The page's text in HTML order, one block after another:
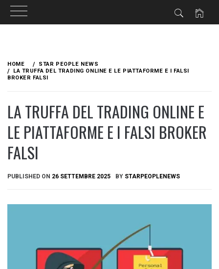
content
HOME
STAR PEOPLE NEWS
LA TRUFFA DEL TRADING ONLINE E LE PIATTAFORME E I FALSI
BROKER FALSI
LA TRUFFA DEL TRADING ONLINE E
LE PIATTAFORME E I FALSI BROKER
FALSI
PUBLISHED ON 26 SETTEMBRE 2025 BY STARPEOPLENEWS